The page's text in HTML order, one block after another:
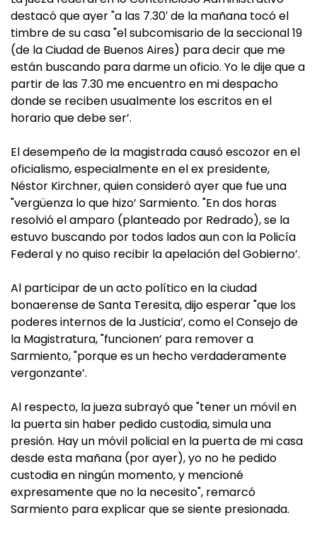
destacó que ayer "a las 7.30′ de la mañana tocó el
timbre de su casa "el subcomisario de la seccional 19
(de la Ciudad de Buenos Aires) para decir que me
están buscando para darme un oficio. Yo le dije que a
partir de las 7.30 me encuentro en mi despacho
donde se reciben usualmente los escritos en el
horario que debe ser’.
El desempeño de la magistrada causó escozor en el
oficialismo, especialmente en el ex presidente,
Néstor Kirchner, quien consideró ayer que fue una
"vergüenza lo que hizo’ Sarmiento. "En dos horas
resolvió el amparo (planteado por Redrado), se la
estuvo buscando por todos lados aun con la Policía
Federal y no quiso recibir la apelación del Gobierno’.
Al participar de un acto político en la ciudad
bonaerense de Santa Teresita, dijo esperar "que los
poderes internos de la Justicia’, como el Consejo de
la Magistratura, "funcionen’ para remover a
Sarmiento, "porque es un hecho verdaderamente
vergonzante’.
Al respecto, la jueza subrayó que "tener un móvil en
la puerta sin haber pedido custodia, simula una
presión. Hay un móvil policial en la puerta de mi casa
desde esta mañana (por ayer), yo no he pedido
custodia en ningún momento, y mencioné
expresamente que no la necesito", remarcó
Sarmiento para explicar que se siente presionada.